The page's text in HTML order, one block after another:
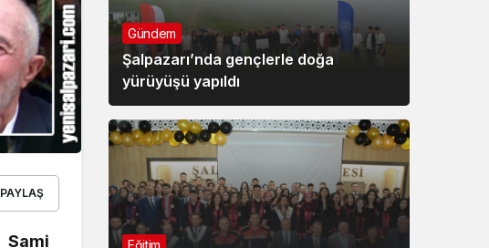
PAYLAŞ
Sami
Gündem
Şalpazarı’nda gençlerle doğa
yürüyüşü yapıldı
Eğitim